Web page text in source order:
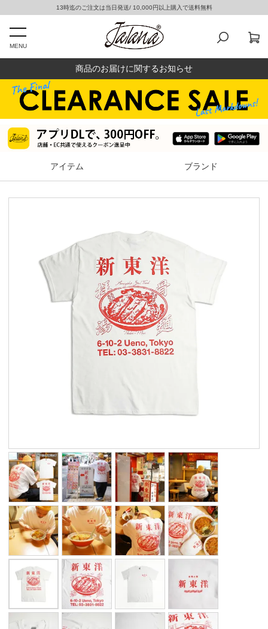
13時迄のご注文は当日発送/ 10,000円以上購入で送料無料
MENU
商品のお届けに関するお知らせ
アイテム ブランド